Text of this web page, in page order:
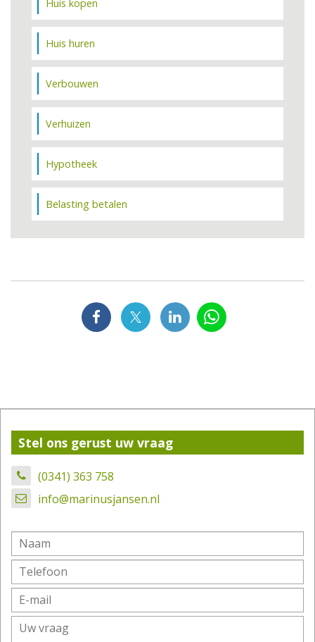
Huis kopen
Huis huren
Verbouwen
Verhuizen
Hypotheek
Belasting betalen
Stel ons gerust uw vraag
(0341) 363 758
info@marinusjansen.nl